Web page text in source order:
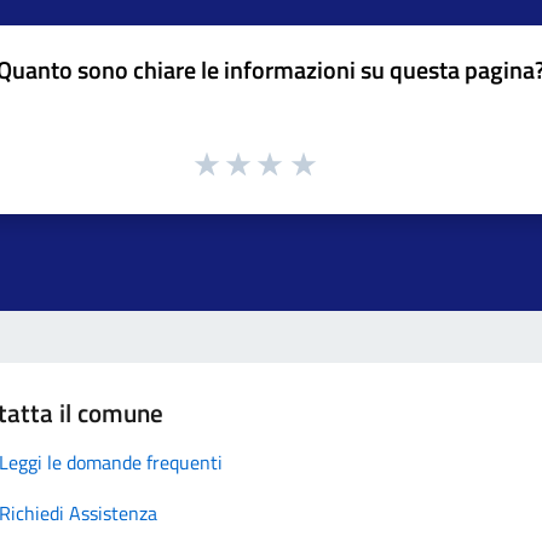
sono chiare le informazioni su questa
il comune
Leggi le domande frequenti
Richiedi Assistenza